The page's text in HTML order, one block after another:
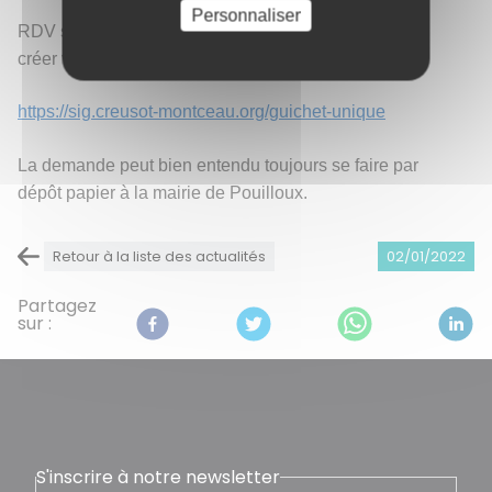
RDV sur le guichet unique à l’adresse suivante pour
créer votre compte :
https://sig.creusot-montceau.org/guichet-unique
La demande peut bien entendu toujours se faire par
dépôt papier à la mairie de Pouilloux.
Retour à la liste des actualités 02/01/2022
Partagez
sur :
S'inscrire à notre newsletter
Personnaliser